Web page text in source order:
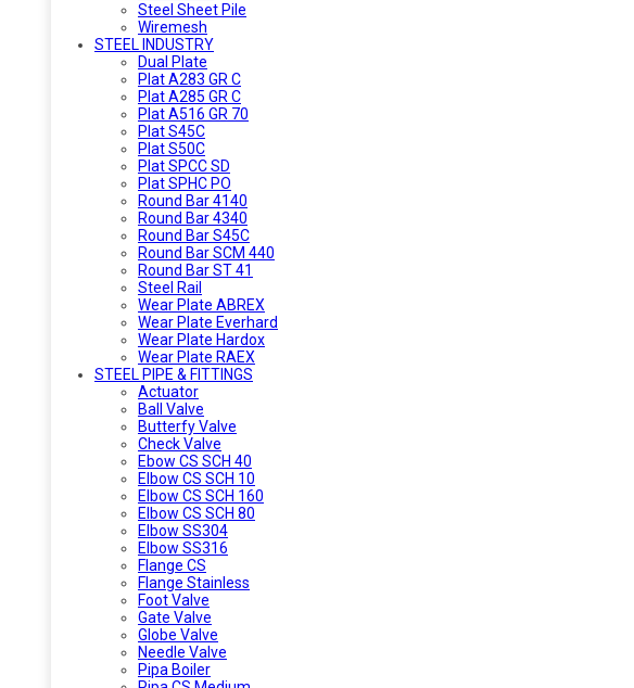
Steel Sheet Pile
Wiremesh
STEEL INDUSTRY
Dual Plate
Plat A283 GR C
Plat A285 GR C
Plat A516 GR 70
Plat S45C
Plat S50C
Plat SPCC SD
Plat SPHC PO
Round Bar 4140
Round Bar 4340
Round Bar S45C
Round Bar SCM 440
Round Bar ST 41
Steel Rail
Wear Plate ABREX
Wear Plate Everhard
Wear Plate Hardox
Wear Plate RAEX
STEEL PIPE & FITTINGS
Actuator
Ball Valve
Butterfy Valve
Check Valve
Ebow CS SCH 40
Elbow CS SCH 10
Elbow CS SCH 160
Elbow CS SCH 80
Elbow SS304
Elbow SS316
Flange CS
Flange Stainless
Foot Valve
Gate Valve
Globe Valve
Needle Valve
Pipa Boiler